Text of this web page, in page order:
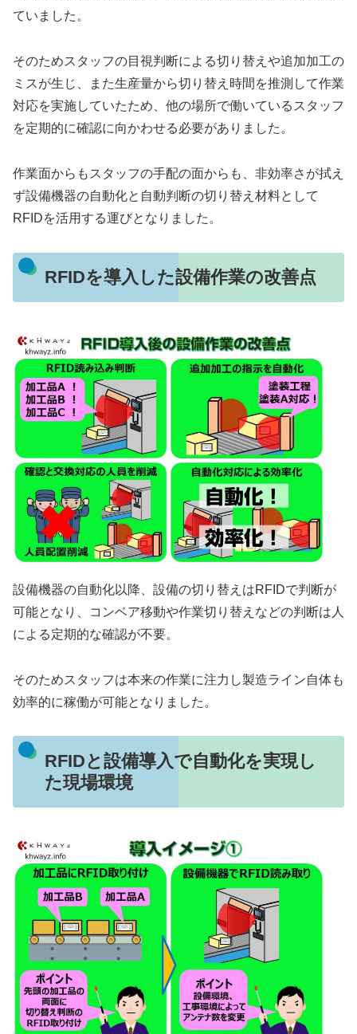
ていました。
そのためスタッフの目視判断による切り替えや追加加工の
ミスが生じ、また生産量から切り替え時間を推測して作業
対応を実施していたため、他の場所で働いている スタッフ
を定期的に確認に向かわせる必要がありました。
作業面からもスタッフの手配の面からも、 非効率さ が拭え
ず設備機器の自動化と自動判断の切り替え材料として
RFIDを活用する運びとなりました。
RFIDを導入した設備作業の改善点
設備機器の自動化以降、設備の切り替えはRFIDで判断が
可能となり、コンベア移動や作業切り替えなどの判断は人
による定期的な確認が不要。
そのためスタッフは本来の作業に注力し製造ライン自体も
効率的に稼働が可能となりました。
RFIDと設備導入で自動化を実現し
た現場環境